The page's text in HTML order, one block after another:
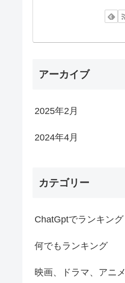
アーカイブ
2025年2月
2024年4月
カテゴリー
ChatGptでランキング
何でもランキング
映画、ドラマ、アニメ